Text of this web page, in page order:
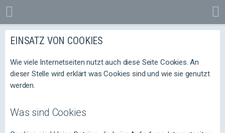
EINSATZ VON COOKIES
Wie viele Internetseiten nutzt auch diese Seite Cookies. An
dieser Stelle wird erklärt was Cookies sind und wie sie genutzt
werden.
Was sind Cookies